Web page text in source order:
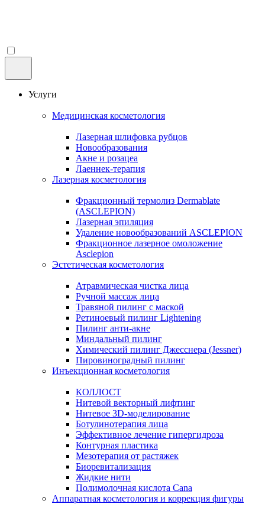
Услуги
Медицинская косметология
Лазерная шлифовка рубцов
Новообразования
Акне и розацеа
Лаеннек-терапия
Лазерная косметология
Фракционный термолиз Dermablate
(ASCLEPION)
Лазерная эпиляция
Удаление новообразований ASCLEPION
Фракционное лазерное омоложение
Asclepion
Эстетическая косметология
Атравмическая чистка лица
Ручной массаж лица
Травяной пилинг с маской
Ретиноевый пилинг Lightening
Пилинг анти-акне
Миндальный пилинг
Химический пилинг Джесснера (Jessner)
Пировиноградный пилинг
Инъекционная косметология
КОЛЛОСТ
Нитевой векторный лифтинг
Нитевое 3D-моделирование
Ботулинотерапия лица
Эффективное лечение гипергидроза
Контурная пластика
Мезотерапия от растяжек
Биоревитализация
Жидкие нити
Полимолочная кислота Cana
Аппаратная косметология и коррекция фигуры